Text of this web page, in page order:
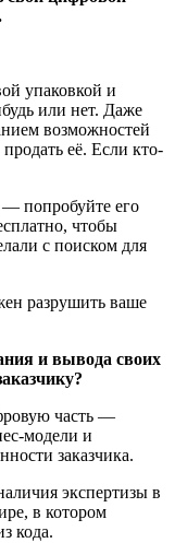
упаковкой и
или нет. Даже
возможностей
её. Если кто-
попробуйте его
чтобы
с поиском для
разрушить ваше
и вывода своих
часть —
модели и
заказчика.
экспертизы в
в котором
кода.